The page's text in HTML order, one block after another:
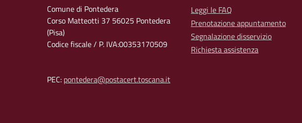
Comune di Pontedera
Corso Matteotti 37 56025 Pontedera
(Pisa)
Codice fiscale / P. IVA:00353170509
PEC: pontedera@postacert.toscana.it
Leggi le FAQ
Prenotazione appuntamento
Segnalazione disservizio
Richiesta assistenza